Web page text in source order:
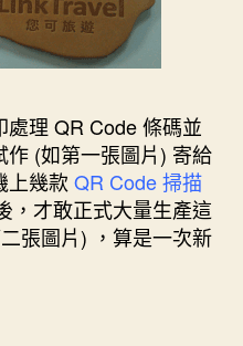
理 QR Code 條碼並
(如第一張圖片) 寄給
上幾款 QR Code 掃描
，才敢正式大量生產這
張圖片) ，算是一次新